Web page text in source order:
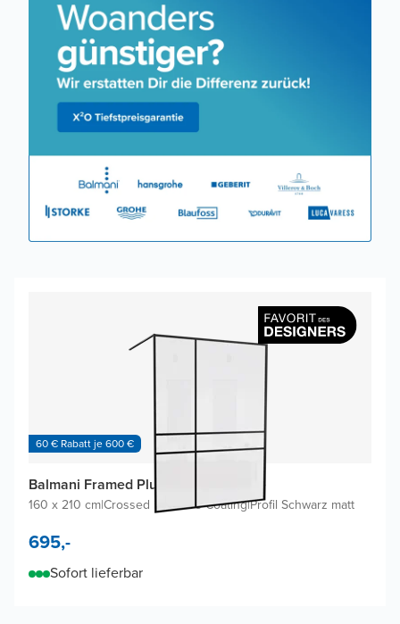
60 € Rabatt je 600 €
Balmani Framed Plus Walk-in Dusche
160 x 210 cm|Crossed inklusive Coating|Profil Schwarz matt
695,-
Sofort lieferbar